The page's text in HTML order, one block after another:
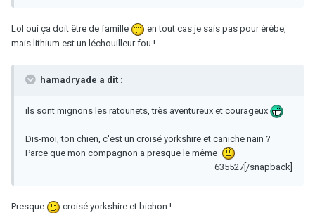
Lol oui ça doit être de famille
en tout cas je sais pas pour érèbe,
mais lithium est un léchouilleur fou !
hamadryade a dit :
ils sont mignons les ratounets, très aventureux et courageux
Dis-moi, ton chien, c'est un croisé yorkshire et caniche nain ?
Parce que mon compagnon a presque le même
635527[/snapback]
Presque croisé yorkshire et bichon !